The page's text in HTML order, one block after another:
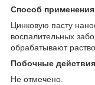
Способ
Цинковую пасту
воспалительных
обрабатывают
Побочные действия
Не отмечено.